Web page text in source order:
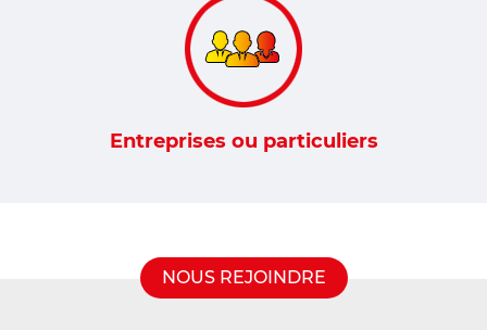
Entreprises ou particuliers
NOUS REJOINDRE